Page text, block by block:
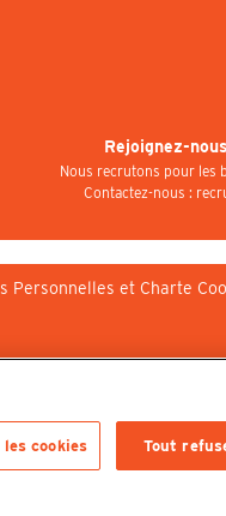
Rejoignez-
Nous recrutons pour les
Contactez-nous :
Personnelles et Charte
cookies Tout